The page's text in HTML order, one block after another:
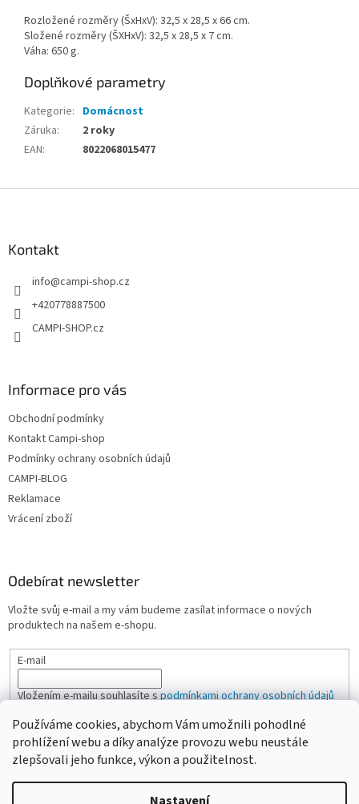
Používáme cookies, abychom Vám umožnili pohodlné
prohlížení webu a díky analýze provozu webu neustále
zlepšovali jeho funkce, výkon a použitelnost.
Rozložené rozměry (ŠxHxV): 32,5 x 28,5 x 66 cm.
Složené rozměry (ŠXHxV): 32,5 x 28,5 x 7 cm.
Váha: 650 g.
Doplňkové parametry
Kategorie: Domácnost
Záruka:
2 roky
EAN: 8022068015477
Kontakt
info@campi-shop.cz
+420778887500
CAMPI-SHOP.cz
Informace pro vás
Obchodní podmínky
Kontakt Campi-shop
Podmínky ochrany osobních údajů
CAMPI-BLOG
Reklamace
Vrácení zboží
Odebírat newsletter
Vložte svůj e-mail a my vám budeme zasílat informace o nových
produktech na našem e-shopu.
E-mail
Vložením e-mailu souhlasíte spodmínkami ochrany osobních údajů
PŘIHLÁSIT SE